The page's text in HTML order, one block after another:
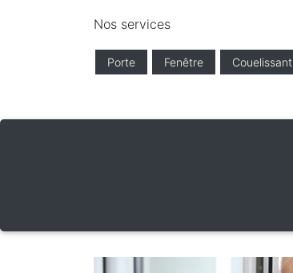
Nos services
Porte Fenêtre Couelissant